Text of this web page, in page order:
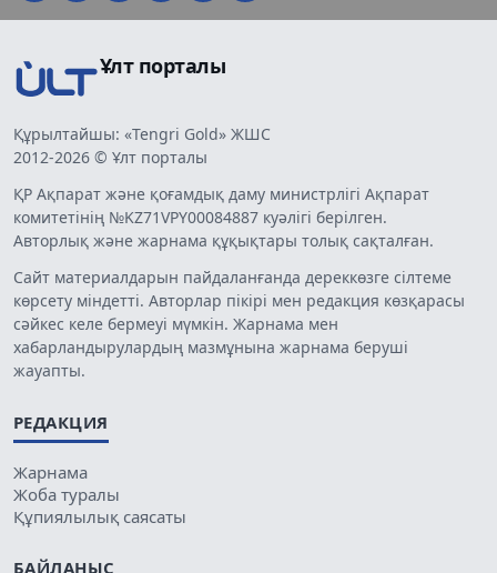
Ұлт порталы
Құрылтайшы: «Tengri Gold» ЖШС
2012-2026 © Ұлт порталы
ҚР Ақпарат және қоғамдық даму министрлігі Ақпарат
комитетінің №KZ71VPY00084887 куәлігі берілген.
Авторлық және жарнама құқықтары толық сақталған.
Сайт материалдарын пайдаланғанда дереккөзге сілтеме
көрсету міндетті. Авторлар пікірі мен редакция көзқарасы
сәйкес келе бермеуі мүмкін. Жарнама мен
хабарландырулардың мазмұнына жарнама беруші
жауапты.
РЕДАКЦИЯ
Жарнама
Жоба туралы
Құпиялылық саясаты
БАЙЛАНЫС